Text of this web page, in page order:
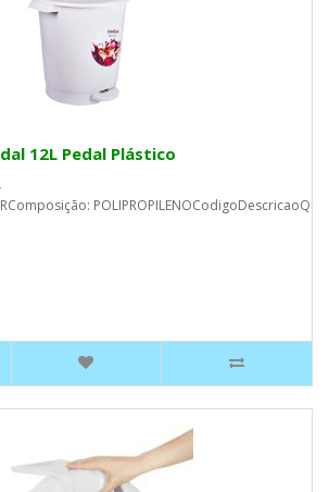
12L Pedal Plástico